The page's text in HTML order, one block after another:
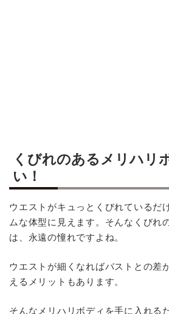
くびれのあるメリハリ
い！
ウエストがキュっとくびれているだ
ムな体型に見えます。そんなくびれ
は、永遠の憧れですよね。
ウエストが細くなればバストとの差
えるメリットもあります。
そんなメリハリボディを手に入れる